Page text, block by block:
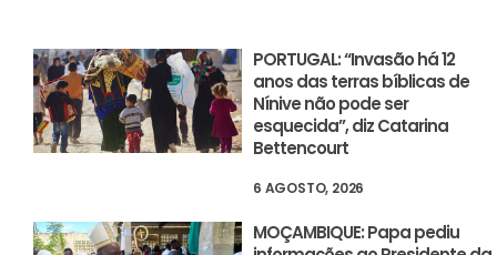
PORTUGAL: “Invasão há 12
anos das terras bíblicas de
Nínive não pode ser
esquecida”, diz Catarina
Bettencourt
6 AGOSTO, 2026
MOÇAMBIQUE: Papa pediu